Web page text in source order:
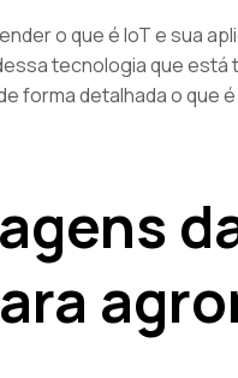
o que é IoT e sua
tecnologia que está
forma detalhada o que